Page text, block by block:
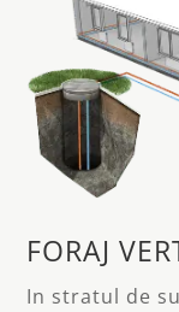
FORAJ
In stratul de